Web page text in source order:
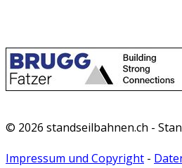
© 2026 standseilbahnen.ch -
Impressum und Copyright -